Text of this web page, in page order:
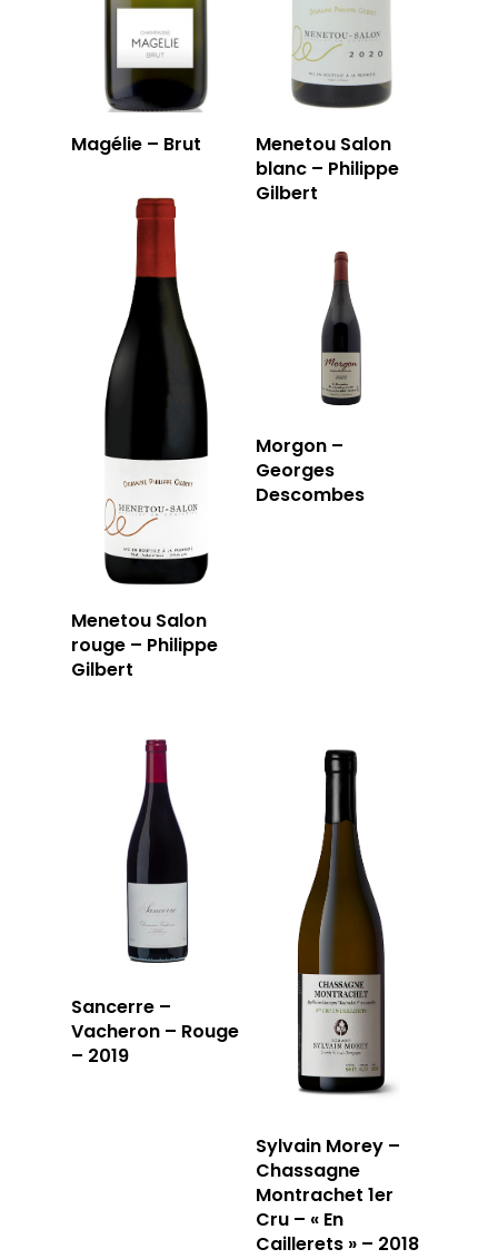
Magélie – Brut
Menetou Salon
blanc – Philippe
Gilbert
Menetou Salon
rouge – Philippe
Gilbert
Morgon –
Georges
Descombes
Sancerre –
Vacheron – Rouge
– 2019
Sylvain Morey –
Chassagne
Montrachet 1er
Cru – « En
Caillerets » – 2018